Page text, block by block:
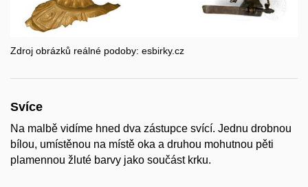
Zdroj obrázků reálné podoby: esbirky.cz
Svíce
Na malbě vidíme hned dva zástupce svící. Jednu drobnou
bílou, umístěnou na místě oka a druhou mohutnou pěti
plamennou žluté barvy jako součást krku.